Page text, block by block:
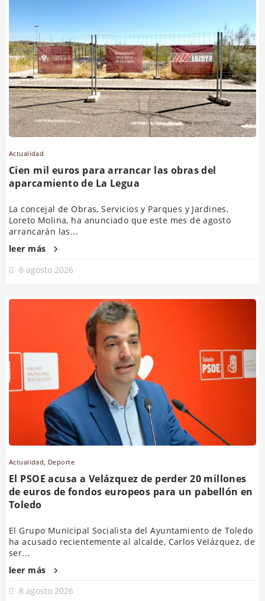
Actualidad
Cien mil euros para arrancar las obras del
aparcamiento de La Legua
La concejal de Obras, Servicios y Parques y Jardines,
Loreto Molina, ha anunciado que este mes de agosto
arrancarán las...
leer más
8 agosto 2026
Actualidad, Deporte
El PSOE acusa a Velázquez de perder 20 millones
de euros de fondos europeos para un pabellón en
Toledo
El Grupo Municipal Socialista del Ayuntamiento de Toledo
ha acusado recientemente al alcalde, Carlos Velázquez, de
ser...
leer más
8 agosto 2026